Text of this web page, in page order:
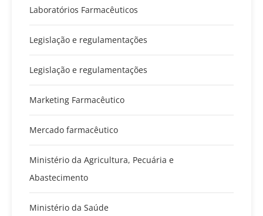
Laboratórios Farmacêuticos
Legislação e regulamentações
Legislação e regulamentações
Marketing Farmacêutico
Mercado farmacêutico
Ministério da Agricultura, Pecuária e
Abastecimento
Ministério da Saúde